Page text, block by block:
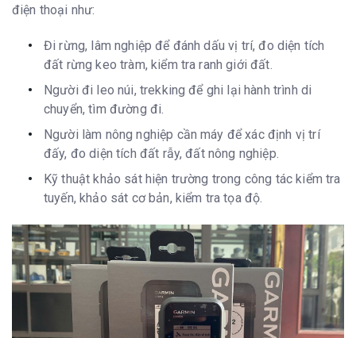
điện thoại như:
Đi rừng, lâm nghiệp để đánh dấu vị trí, đo diện tích
đất rừng keo tràm, kiểm tra ranh giới đất.
Người đi leo núi, trekking để ghi lại hành trình di
chuyển, tìm đường đi.
Người làm nông nghiệp cần máy để xác định vị trí
đấy, đo diện tích đất rẫy, đất nông nghiệp.
Kỹ thuật khảo sát hiện trường trong công tác kiểm tra
tuyến, khảo sát cơ bản, kiểm tra tọa độ.